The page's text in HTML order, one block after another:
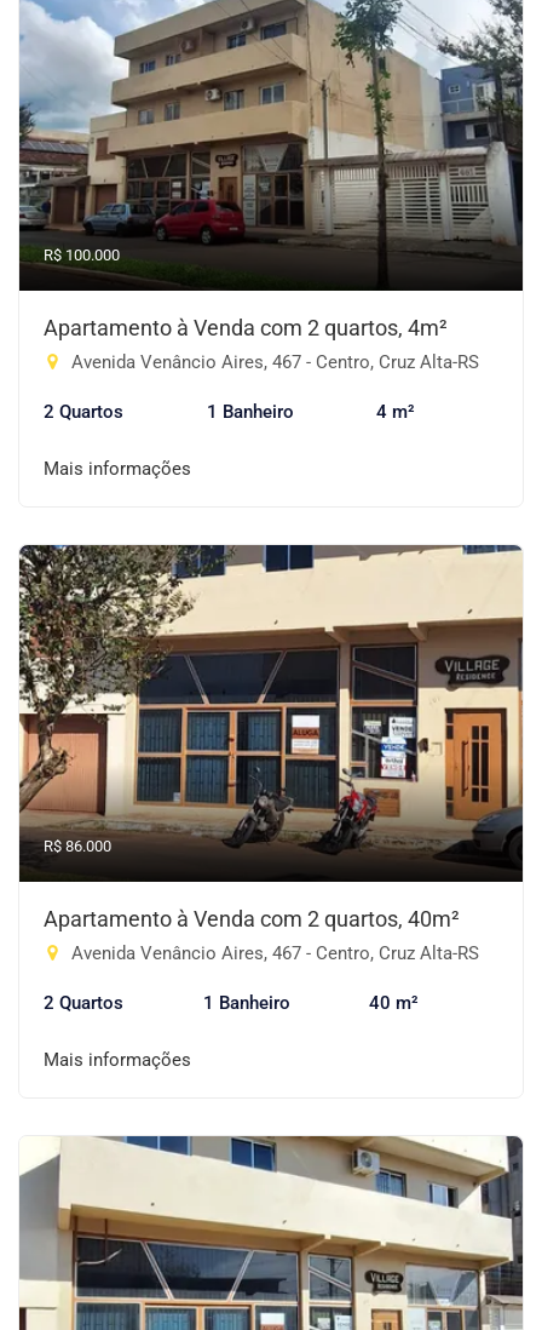
R$ 100.000
Apartamento à Venda com 2 quartos, 4m²
Avenida Venâncio Aires, 467 - Centro, Cruz Alta-RS
2 Quartos 1 Banheiro 4 m²
Mais informações
R$ 86.000
Apartamento à Venda com 2 quartos, 40m²
Avenida Venâncio Aires, 467 - Centro, Cruz Alta-RS
2 Quartos 1 Banheiro 40 m²
Mais informações